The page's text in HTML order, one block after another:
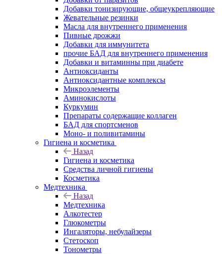
Добавки тонизирующие, общеукрепляющие
Жевательные резинки
Масла для внутреннего применения
Пивные дрожжи
Добавки для иммунитета
прочие БАД для внутреннего применения
Добавки и витаминны при диабете
Антиоксиданты
Антиоксидантные комплексы
Микроэлементы
Аминокислоты
Куркумин
Препараты содержащие коллаген
БАД для спортсменов
Моно- и поливитамины
Гигиена и косметика
Назад
Гигиена и косметика
Средства личной гигиены
Косметика
Медтехника
Назад
Медтехника
Алкотестер
Глюкометры
Ингаляторы, небулайзеры
Стетоскоп
Тонометры